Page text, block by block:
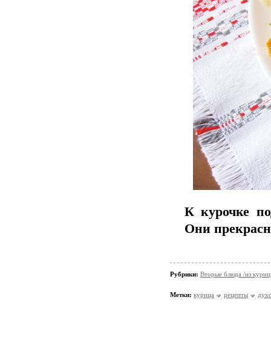
К курочке
Они
Рубрики: Вторые блюда /из
Метки: курица рецепты